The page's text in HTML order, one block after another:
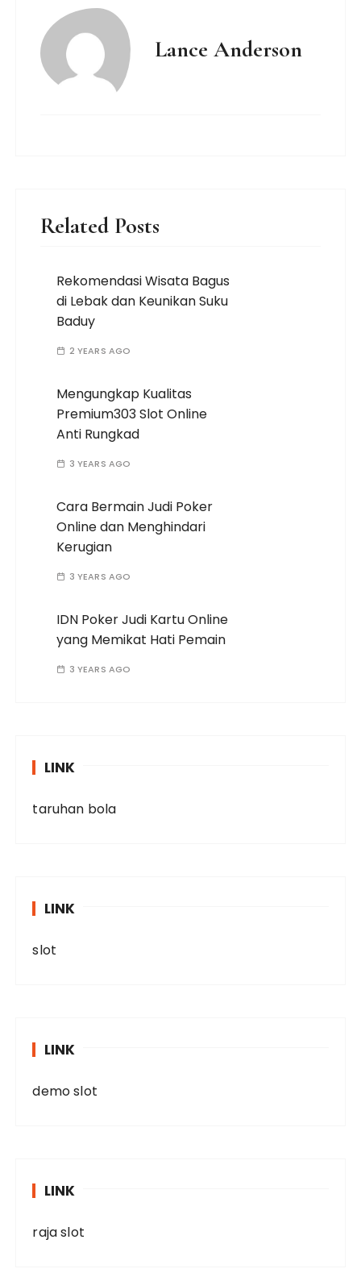
Lance Anderson
Related Posts
Rekomendasi Wisata Bagus
di Lebak dan Keunikan Suku
Baduy
2 YEARS AGO
Mengungkap Kualitas
Premium303 Slot Online
Anti Rungkad
3 YEARS AGO
Cara Bermain Judi Poker
Online dan Menghindari
Kerugian
3 YEARS AGO
IDN Poker Judi Kartu Online
yang Memikat Hati Pemain
3 YEARS AGO
LINK
taruhan bola
LINK
slot
LINK
demo slot
LINK
raja slot